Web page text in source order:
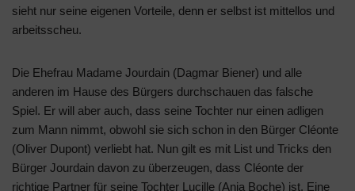
sieht nur seine eigenen Vorteile, denn er selbst ist mittellos und
arbeitsscheu.
Die Ehefrau Madame Jourdain (Dagmar Biener) und alle
anderen im Hause des Bürgers durchschauen das falsche
Spiel. Er will aber auch, dass seine Tochter nur einen adligen
zum Mann nimmt, obwohl sie sich schon in den Bürger Cléonte
(Oliver Dupont) verliebt hat. Nun gilt es mit List und Tricks den
Bürger Jourdain davon zu überzeugen, dass Cléonte der
richtige Partner für seine Tochter Lucille (Anja Boche) ist. Eine